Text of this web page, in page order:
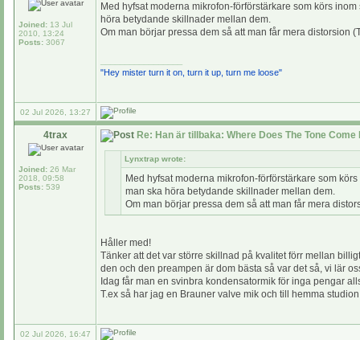
Joined: 13 Jul
2010, 13:24
Posts: 3067
Med hyfsat moderna mikrofon-förförstärkare som körs
höra betydande skillnader mellan dem.
Om man börjar pressa dem så att man får mera distorsion
"Hey mister turn it on, turn it up, turn me loose"
02 Jul 2026, 13:27
4trax
Joined: 26 Mar
2018, 09:58
Posts: 539
Re: Han är tillbaka: Where Does The Tone Come
Lynxtrap wrote:
Med hyfsat moderna mikrofon-förförstärkare som
man ska höra betydande skillnader mellan dem.
Om man börjar pressa dem så att man får mera
Håller med!
Tänker att det var större skillnad på kvalitet förr mellan
den och den preampen är dom bästa så var det så, vi lär
Idag får man en svinbra kondensatormik för inga pengar
T.ex så har jag en Brauner valve mik och till hemma
02 Jul 2026, 16:47